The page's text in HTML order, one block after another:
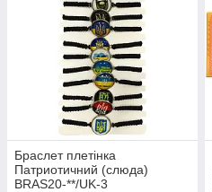
Браслет плетінка
Патриотичний (слюда)
BRAS20-**/UK-3